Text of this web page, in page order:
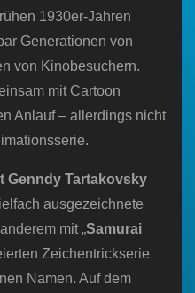
1930er-Jahren
Generationen von
von Kinobesuchern.
mit Cartoon
Anlauf – allerdings nicht
Genndy Tartakovsky
ausgezeichnete
mit „Samurai
Zeichentrickserie
Namen. Auf dem